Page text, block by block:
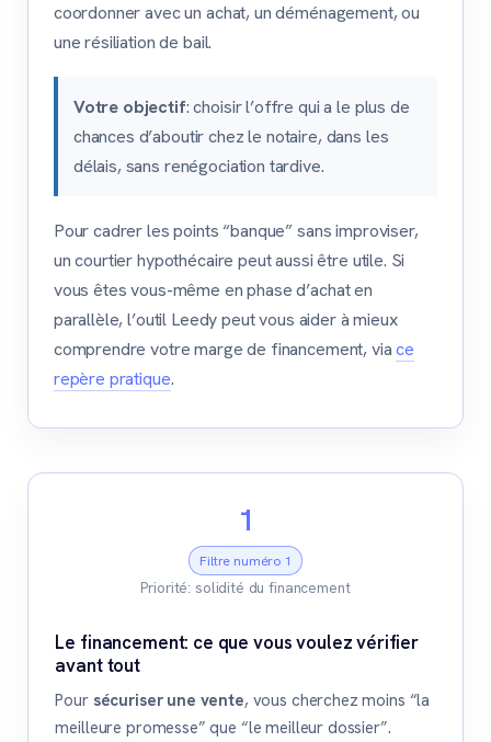
coordonner avec un achat, un déménagement, ou
une résiliation de bail.
Votre objectif: choisir l’offre qui a le plus de
chances d’aboutir chez le notaire, dans les
délais, sans renégociation tardive.
Pour cadrer les points “banque” sans improviser,
un courtier hypothécaire peut aussi être utile. Si
vous êtes vous-même en phase d’achat en
parallèle, l’outil Leedy peut vous aider à mieux
comprendre votre marge de financement, viace
repère pratique.
1
Filtre numéro 1
Priorité: solidité du financement
Le financement: ce que vous voulez vérifier
avant tout
Pour sécuriser une vente, vous cherchez moins “la
meilleure promesse” que “le meilleur dossier”.